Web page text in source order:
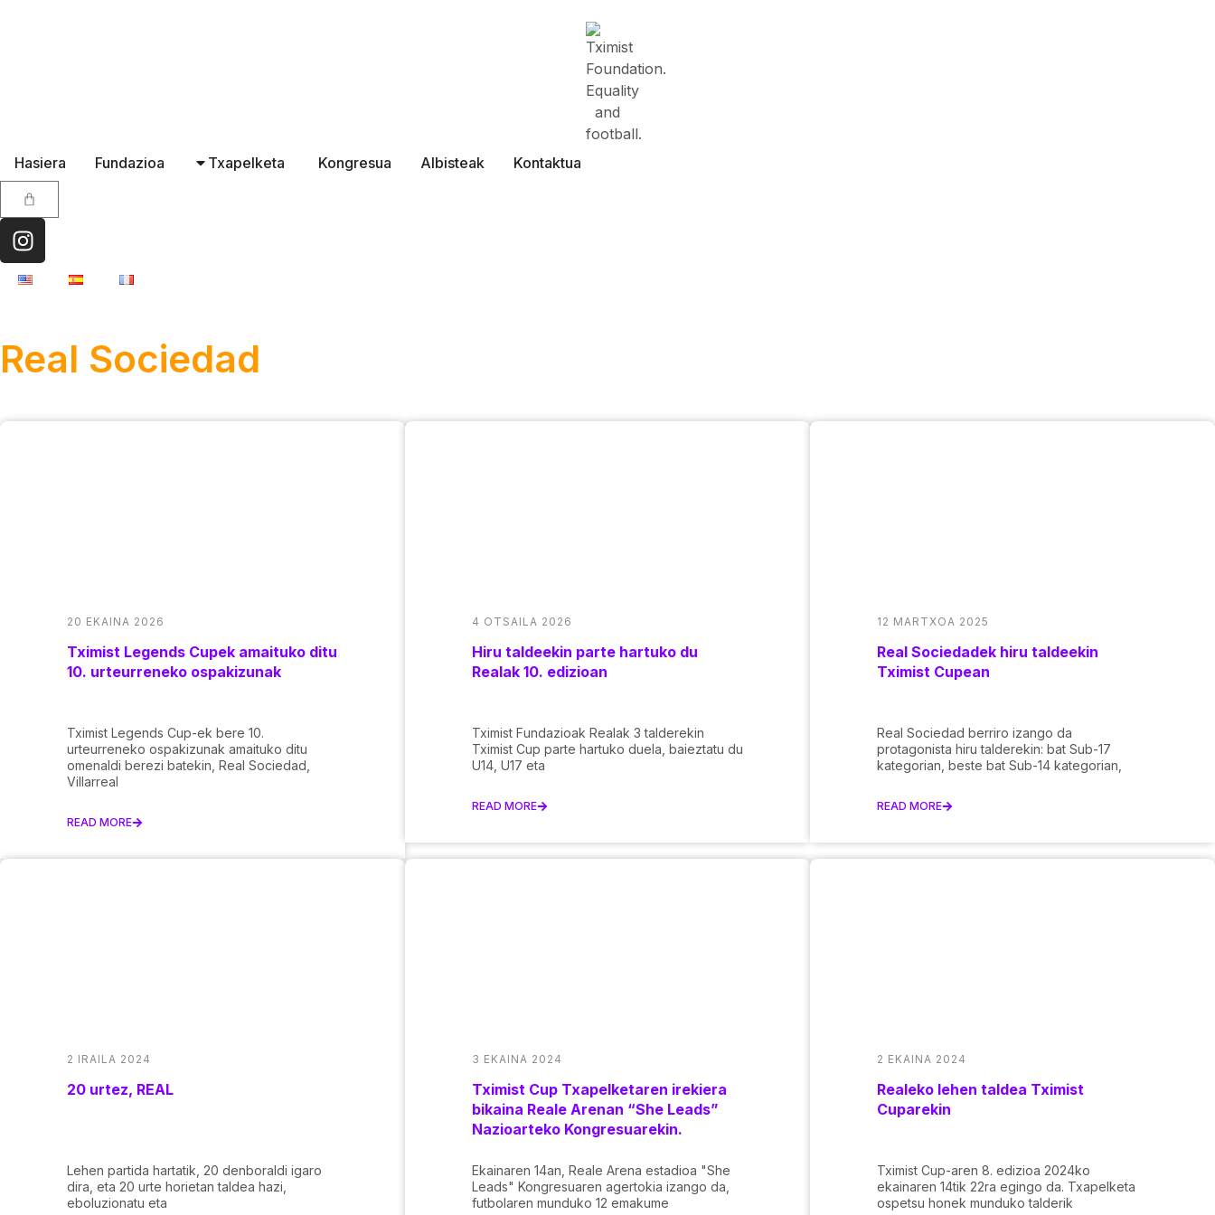
Hasiera Fundazioa Txapelketa Kongresua Albisteak Kontaktua
Real Sociedad
20 EKAINA 2026
Tximist Legends Cupek amaituko ditu
10. urteurreneko ospakizunak
Tximist Legends Cup-ek bere 10.
urteurreneko ospakizunak amaituko ditu
omenaldi berezi batekin, Real Sociedad,
Villarreal
READ MORE
4 OTSAILA 2026
Hiru taldeekin parte hartuko du
Realak 10. edizioan
Tximist Fundazioak Realak 3 talderekin
Tximist Cup parte hartuko duela, baieztatu du
U14, U17 eta
READ MORE
12 MARTXOA 2025
Real Sociedadek hiru taldeekin
Tximist Cupean
Real Sociedad berriro izango da
protagonista hiru talderekin: bat Sub-17
kategorian, beste bat Sub-14 kategorian,
READ MORE
2 IRAILA 2024
20 urtez, REAL
Lehen partida hartatik, 20 denboraldi igaro
dira, eta 20 urte horietan taldea hazi,
eboluzionatu eta
3 EKAINA 2024
Tximist Cup Txapelketaren irekiera
bikaina Reale Arenan “She Leads”
Nazioarteko Kongresuarekin.
Ekainaren 14an, Reale Arena estadioa "She
Leads" Kongresuaren agertokia izango da,
futbolaren munduko 12 emakume
2 EKAINA 2024
Realeko lehen taldea Tximist
Cuparekin
Tximist Cup-aren 8. edizioa 2024ko
ekainaren 14tik 22ra egingo da. Txapelketa
ospetsu honek munduko talderik